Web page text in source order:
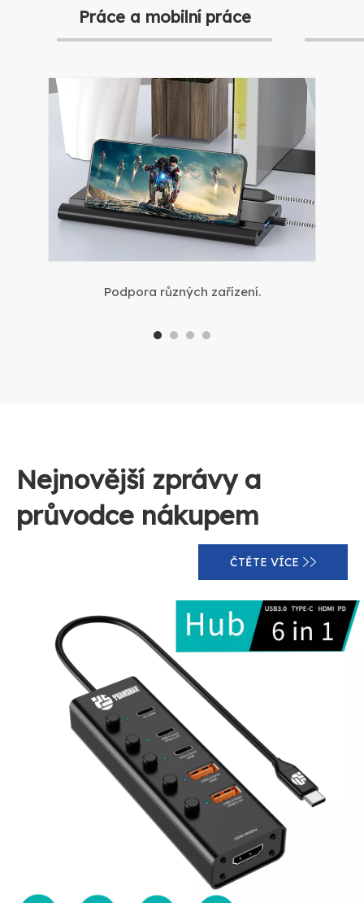
Práce a mobilní práce
Podpora různých zařízení.
Nejnovější zprávy a
průvodce nákupem
ČTĚTE VÍCE